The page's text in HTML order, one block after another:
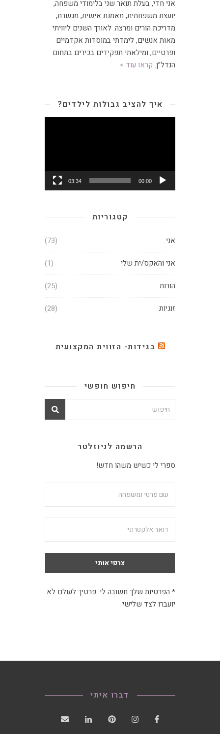
חיפוש חופשי
הרשמה לניוזלטר
ספרי לי כשיש משהו חדש!
* הפרטיות שלך חשובה לי. פרטיך לעולם לא
יועברו לצד שלישי
אני חדי, בעלת תואר שני בלימודי משפחה,
יועצת משפחתית, מאמנת אישית, מגשרת,
מדריכת הורים ומרצה. לאורך השנים ליוויתי
מאות אנשים, לימדתי במוסדות אקדמיים
ופרטיים, ומילאתי תפקידים בכירים בתחום
הנדל”ן. קראו עוד >
איך להציב גבולות לילדים?
נגן
00:00
03:34
קטגוריות
אני (73)
אני והאקס/ית שלי (1)
הורות (25)
זוגיות (28)
בגידות- הזווית המקצועית
דברו איתי